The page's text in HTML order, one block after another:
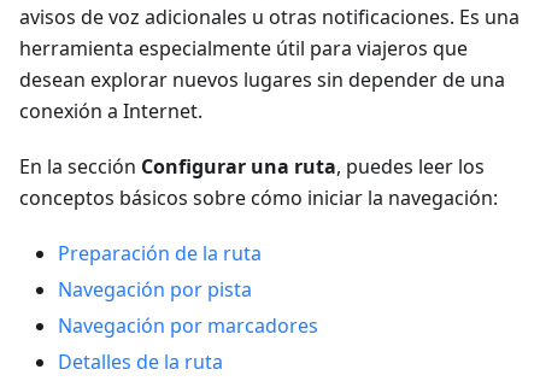
avisos de voz adicionales u otras notificaciones. Es una
herramienta especialmente útil para viajeros que
desean explorar nuevos lugares sin depender de una
conexión a Internet.
En la sección Configurar una ruta, puedes leer los
conceptos básicos sobre cómo iniciar la navegación:
Preparación de la ruta
Navegación por pista
Navegación por marcadores
Detalles de la ruta